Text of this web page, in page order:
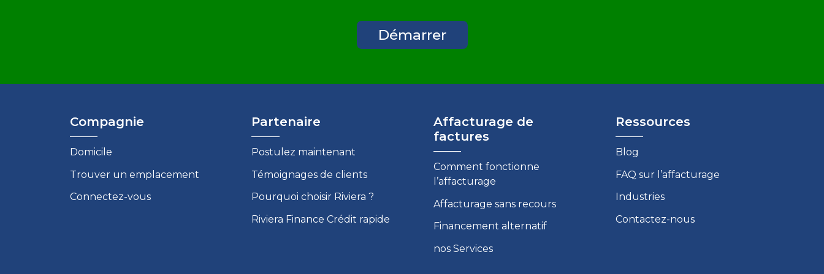
Démarrer
Compagnie
Domicile
Trouver un emplacement
Connectez-vous
Partenaire
Postulez maintenant
Témoignages de clients
Pourquoi choisir Riviera ?
Riviera Finance Crédit rapide
Affacturage de
factures
Comment fonctionne
l’affacturage
Affacturage sans recours
Financement alternatif
nos Services
Ressources
Blog
FAQ sur l’affacturage
Industries
Contactez-nous